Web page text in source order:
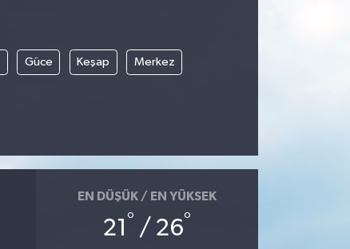
Güce Keşap Merkez
EN DÜŞÜK / EN YÜKSEK
21 ° / 26°